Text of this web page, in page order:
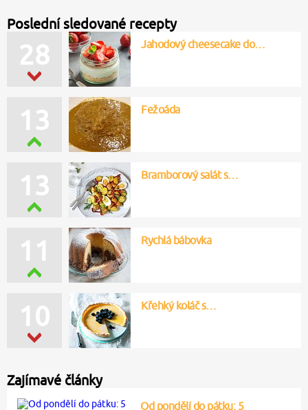
Poslední sledované recepty
28 Jahodový cheesecake do…
13 Fežoáda
13 Bramborový salát s…
11 Rychlá bábovka
10 Křehký koláč s…
Zajímavé články
Od pondělí do pátku: 5